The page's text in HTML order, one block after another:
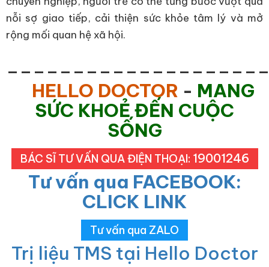
nỗi sợ giao tiếp, cải thiện sức khỏe tâm lý và mở
rộng mối quan hệ xã hội.
HELLO DOCTOR - MANG
SỨC KHOẺ ĐẾN CUỘC
SỐNG
BÁC SĨ TƯ VẤN QUA ĐIỆN THOẠI: 19001246
Tư vấn qua FACEBOOK:
CLICK LINK
Tư vấn qua ZALO
Trị liệu TMS tại Hello Doctor